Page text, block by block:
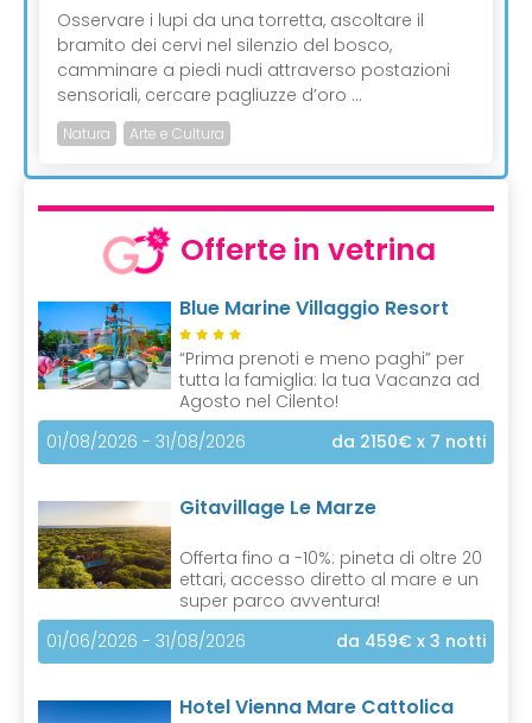
Osservare i lupi da una torretta, ascoltare il
bramito dei cervi nel silenzio del bosco,
camminare a piedi nudi attraverso postazioni
sensoriali, cercare pagliuzze d’oro ...
Natura Arte e Cultura
Offerte in vetrina
Blue Marine Villaggio Resort
“Prima prenoti e meno paghi” per
tutta la famiglia: la tua Vacanza ad
Agosto nel Cilento!
01/08/2026 - 31/08/2026
da 2150€ x 7 notti
Gitavillage Le Marze
Offerta fino a -10%: pineta di oltre 20
ettari, accesso diretto al mare e un
super parco avventura!
01/06/2026 - 31/08/2026
da 459€ x 3 notti
Hotel Vienna Mare Cattolica